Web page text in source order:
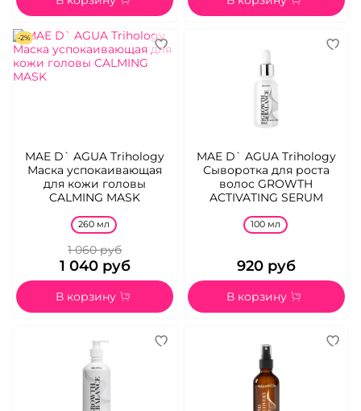
-2%
MAE D` AGUA Trihology
Маска успокаивающая
для кожи головы
CALMING MASK
260 мл
1 060 руб
1 040 руб
В корзину
MAE D` AGUA Trihology
Сыворотка для роста
волос GROWTH
ACTIVATING SERUM
100 мл
920 руб
В корзину